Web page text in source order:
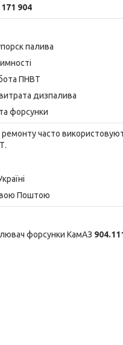
904
палива
ПНВТ
дизпалива
форсунки
часто
Т.
Поштою
форсунки КамАЗ